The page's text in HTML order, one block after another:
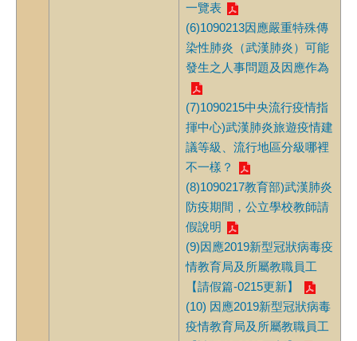
一覽表
(6)1090213因應嚴重特殊傳
染性肺炎（武漢肺炎）可能
發生之人事問題及因應作為
(7)1090215中央流行疫情指
揮中心)武漢肺炎旅遊疫情建
議等級、流行地區分級哪裡
不一樣？
(8)1090217教育部)武漢肺炎
防疫期間，公立學校教師請
假說明
(9)因應2019新型冠狀病毒疫
情教育局及所屬教職員工
【請假篇-0215更新】
(10) 因應2019新型冠狀病毒
疫情教育局及所屬教職員工